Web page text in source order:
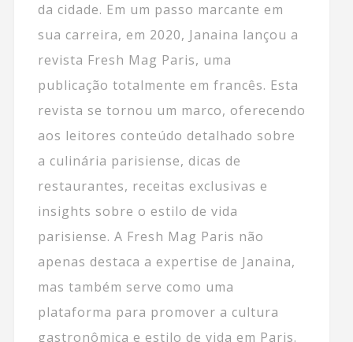
da cidade. Em um passo marcante em
sua carreira, em 2020, Janaina lançou a
revista Fresh Mag Paris, uma
publicação totalmente em francês. Esta
revista se tornou um marco, oferecendo
aos leitores conteúdo detalhado sobre
a culinária parisiense, dicas de
restaurantes, receitas exclusivas e
insights sobre o estilo de vida
parisiense. A Fresh Mag Paris não
apenas destaca a expertise de Janaina,
mas também serve como uma
plataforma para promover a cultura
gastronômica e estilo de vida em Paris.